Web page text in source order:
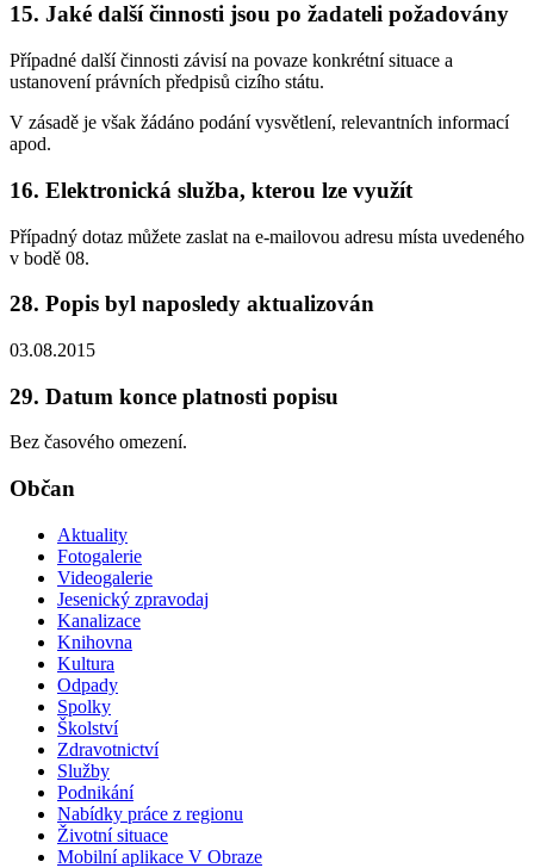
15. Jaké další činnosti jsou po žadateli požadovány
Případné další činnosti závisí na povaze konkrétní situace a
ustanovení právních předpisů cizího státu.
V zásadě je však žádáno podání vysvětlení, relevantních informací
apod.
16. Elektronická služba, kterou lze využít
Případný dotaz můžete zaslat na e-mailovou adresu místa uvedeného
v bodě 08.
28. Popis byl naposledy aktualizován
03.08.2015
29. Datum konce platnosti popisu
Bez časového omezení.
Občan
Aktuality
Fotogalerie
Videogalerie
Jesenický zpravodaj
Kanalizace
Knihovna
Kultura
Odpady
Spolky
Školství
Zdravotnictví
Služby
Podnikání
Nabídky práce z regionu
Životní situace
Mobilní aplikace V Obraze